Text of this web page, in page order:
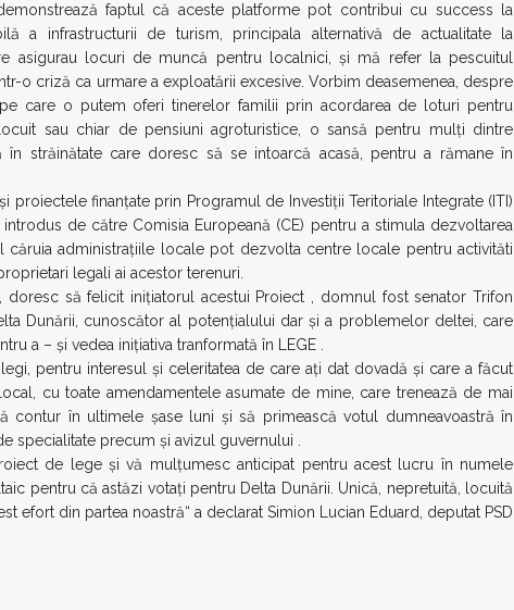
faptul că aceste platforme pot contribui cu success la
a infrastructurii de turism, principala alternativă de actualitate la
asigurau locuri de muncă pentru localnici, și mă refer la pescuitul
o criză ca urmare a exploatării excesive. Vorbim deasemenea, despre
care o putem oferi tinerelor familii prin acordarea de loturi pentru
sau chiar de pensiuni agroturistice, o sansă pentru mulți dintre
străinătate care doresc să se intoarcă acasă, pentru a rămane în
proiectele finanțate prin Programul de Investiții Teritoriale Integrate (ITI)
de către Comisia Europeană (CE) pentru a stimula dezvoltarea
căruia administrațiile locale pot dezvolta centre locale pentru activităti
legali ai acestor terenuri.
doresc să felicit inițiatorul acestui Proiect , domnul fost senator Trifon
Dunării, cunoscător al potențialului dar și a problemelor deltei, care
a – și vedea inițiativa tranformată în LEGE .
pentru interesul și celeritatea de care ați dat dovadă și care a făcut
cu toate amendamentele asumate de mine, care trenează de mai
contur în ultimele șase luni și să primească votul dumneavoastră în
specialitate precum și avizul guvernului .
de lege și vă mulțumesc anticipat pentru acest lucru în numele
pentru că astăzi votați pentru Delta Dunării. Unică, nepretuită, locuită
efort din partea noastră“ a declarat Simion Lucian Eduard, deputat PSD